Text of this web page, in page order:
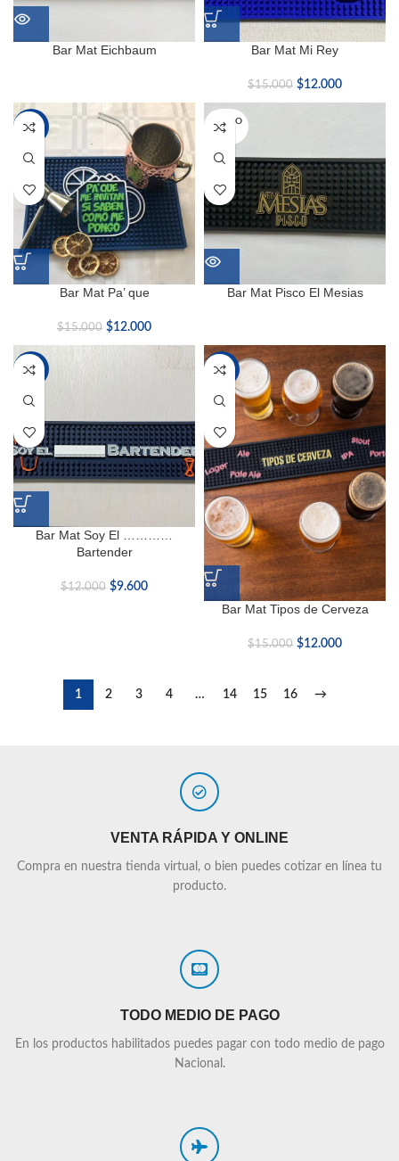
Bar Mat Eichbaum Bar Mat Mi Rey
$15.000 $12.000
-20%
Bar Mat Pa’ que
$15.000 $12.000
SOLD O
UT
Bar Mat Pisco El Mesias
-20%
Bar Mat Soy El …………
Bartender
$12.000 $9.600
-20%
Bar Mat Tipos de Cerveza
$15.000 $12.000
1 2 3 4 … 14 15 16 →
VENTA RÁPIDA Y ONLINE
Compra en nuestra tienda virtual, o bien puedes cotizar en línea tu
producto.
TODO MEDIO DE PAGO
En los productos habilitados puedes pagar con todo medio de pago
Nacional.